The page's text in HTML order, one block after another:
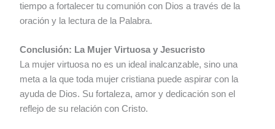
tiempo a fortalecer tu comunión con Dios a través de la
oración y la lectura de la Palabra.
Conclusión: La Mujer Virtuosa y Jesucristo
La mujer virtuosa no es un ideal inalcanzable, sino una
meta a la que toda mujer cristiana puede aspirar con la
ayuda de Dios. Su fortaleza, amor y dedicación son el
reflejo de su relación con Cristo.